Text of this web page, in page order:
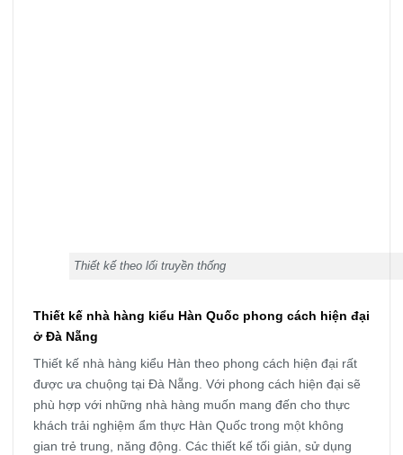
Thiết kế theo lối truyền thống
Thiết kế nhà hàng kiểu Hàn Quốcphong cách hiện đại
ở Đà Nẵng
Thiết kế nhà hàng kiểu Hàn theo phong cách hiện đại rất
được ưa chuộng tại Đà Nẵng. Với phong cách hiện đại sẽ
phù hợp với những nhà hàng muốn mang đến cho thực
khách trải nghiệm ẩm thực Hàn Quốc trong một không
gian trẻ trung, năng động. Các thiết kế tối giản, sử dụng